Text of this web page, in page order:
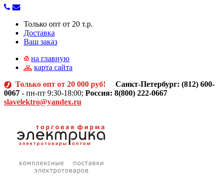
Только опт от 20 т.р.
Доставка
Ваш заказ
на главную
карта сайта
Только опт от 20 000 руб! Санкт-Петербург: (812) 600-
0067 - пн-пт 9:30-18:00; Россия: 8(800) 222-0667
slavelektro@yandex.ru